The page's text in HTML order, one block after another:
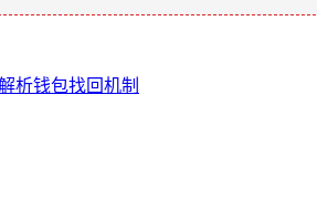
析钱包找回机制